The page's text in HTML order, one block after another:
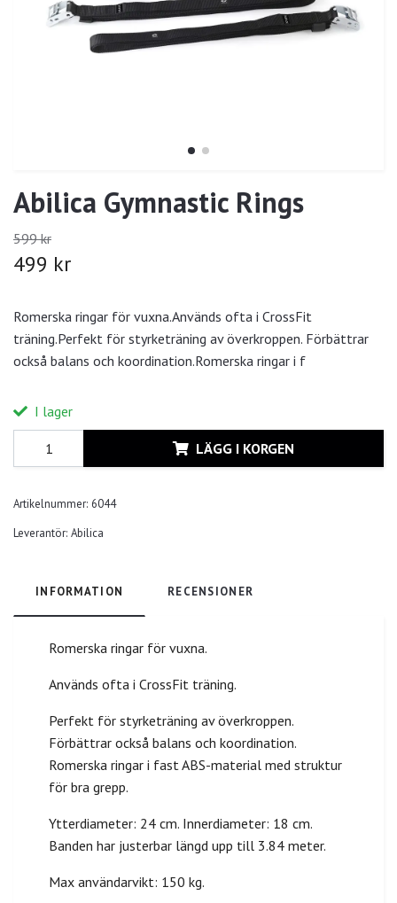
Abilica Gymnastic Rings
599 kr
499 kr
Romerska ringar för vuxna.Används ofta i CrossFit
träning.Perfekt för styrketräning av överkroppen. Förbättrar
också balans och koordination.Romerska ringar i f
I lager
LÄGG I KORGEN
Artikelnummer: 6044
Leverantör: Abilica
INFORMATION RECENSIONER
Romerska ringar för vuxna.
Används ofta i CrossFit träning.
Perfekt för styrketräning av överkroppen.
Förbättrar också balans och koordination.
Romerska ringar i fast ABS-material med struktur
för bra grepp.
Ytterdiameter: 24 cm. Innerdiameter: 18 cm.
Banden har justerbar längd upp till 3.84 meter.
Max användarvikt: 150 kg.